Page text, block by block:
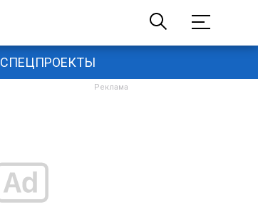
СПЕЦПРОЕКТЫ